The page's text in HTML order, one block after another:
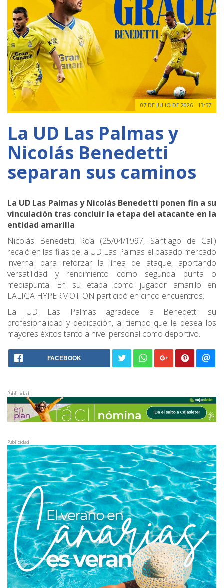
07 DE JULIO DE 2026 - 13:57
La UD Las Palmas y
Nicolás Benedetti
separan sus caminos
La UD Las Palmas y Nicolás Benedetti ponen fin a su
vinculación tras concluir la etapa del atacante en la
entidad amarilla
Nicolás Benedetti Roa (25/04/1997, Santiago de Cali)
recaló en las filas de la UD Las Palmas el pasado mercado
invernal para reforzar la línea de ataque, aportando
versatilidad y rendimiento como segunda punta o
mediapunta. En su etapa como jugador amarillo en
LALIGA HYPERMOTION participó en cinco encuentros.
La UD Las Palmas agradece a Benedetti su
profesionalidad y dedicación, al tiempo que le desea los
mayores éxitos tanto a nivel personal como deportivo.
FACEBOOK
Publicidad
Publicidad